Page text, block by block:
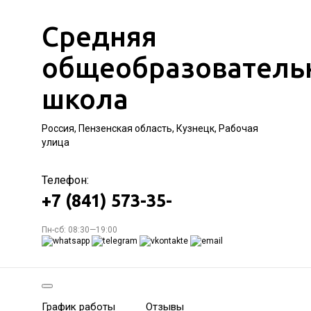
Средняя
школа
Россия, Пензенская область, Кузнецк, Рабочая
улица
Телефон:
+7 (841) 573-35-
Пн-сб: 08:30—19:00
График работы Отзывы